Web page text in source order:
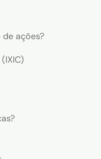
ações?